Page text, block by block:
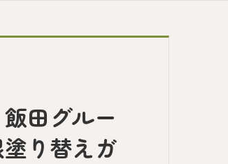
田グルー
り替えガ